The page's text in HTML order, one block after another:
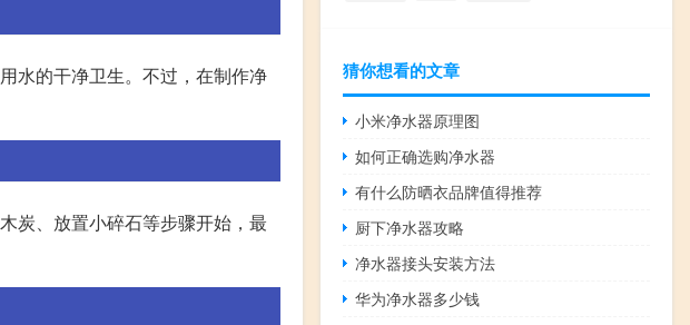
水的干净卫生。不过，在制作净
炭、放置小碎石等步骤开始，最
猜你想看的文章
小米净水器原理图
如何正确选购净水器
有什么防晒衣品牌值得推荐
厨下净水器攻略
净水器接头安装方法
华为净水器多少钱